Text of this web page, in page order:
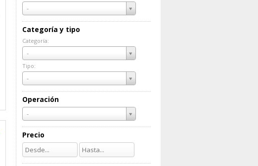
-
Núcleo:
Categoría y tipo
Categoría:
-
Categoría:
Tipo:
-
Tipo:
Operación
-
Precio